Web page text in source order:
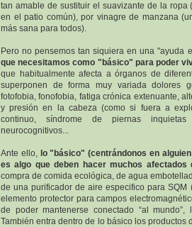
tan amable de sustituir el suavizante de la
en el patio común), por vinagre de manzana
más sana para todos).
Pero no pensemos tan siquiera en una "ayuda
que necesitamos como "básico" para poder
que habitualmente afecta a órganos de
superponen de forma muy variada dolores
fotofobia, fonofobia, fatiga crónica extenuante,
y presión en la cabeza (como si fuera a
continuo, síndrome de piernas
neurocognitivos...
Ante ello, lo "básico" (centrándonos en
es algo que deben hacer muchos
compra de comida ecológica, de agua
de una purificador de aire especifico para
elemento protector para campos
de poder mantenerse conectado “al
También entra dentro de lo básico los